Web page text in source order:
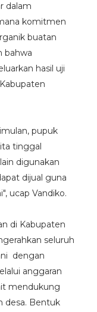
dalam
komitmen
buatan
bahwa
hasil uji
pupuk
tinggal
digunakan
dijual guna
ucap Vandiko.
di Kabupaten
seluruh
dengan
anggaran
mendukung
desa. Bentuk